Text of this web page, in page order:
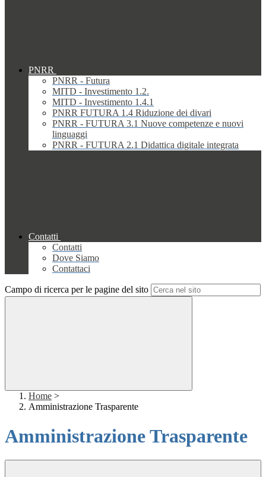
PNRR
PNRR - Futura
MITD - Investimento 1.2.
MITD - Investimento 1.4.1
PNRR FUTURA 1.4 Riduzione dei divari
PNRR - FUTURA 3.1 Nuove competenze e nuovi
linguaggi
PNRR - FUTURA 2.1 Didattica digitale integrata
Contatti
Contatti
Dove Siamo
Contattaci
Campo di ricerca per le pagine del sito
Home >
Amministrazione Trasparente
Amministrazione Trasparente